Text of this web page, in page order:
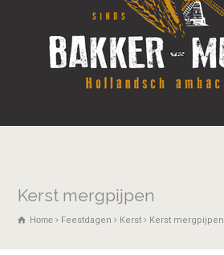
Kerst mergpijpen
Home Feestdagen Kerst Kerst mergpijpen